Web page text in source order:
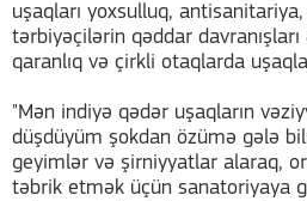
uşaqları yoxsulluq,
tərbiyəçilərin qəddar
qaranlıq və çirkli otaqlarda
"Mən indiyə qədər uşaqların
düşdüyüm şokdan özümə gələ
geyimlər və şirniyyatlar alaraq,
təbrik etmək üçün sanatoriyaya